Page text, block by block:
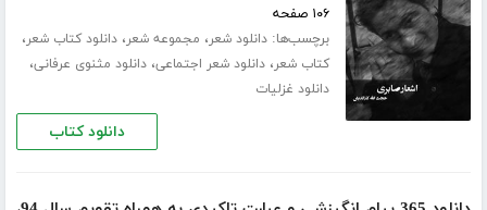
۱۰۶ صفحه
برچسب‌ها:دانلود شعر، مجموعه شعر،دانلود کتاب شعر،
کتاب شعر،دانلود شعر اجتماعی،دانلود مثنوی عرفانی،
دانلود غزلیات
دانلود کتاب